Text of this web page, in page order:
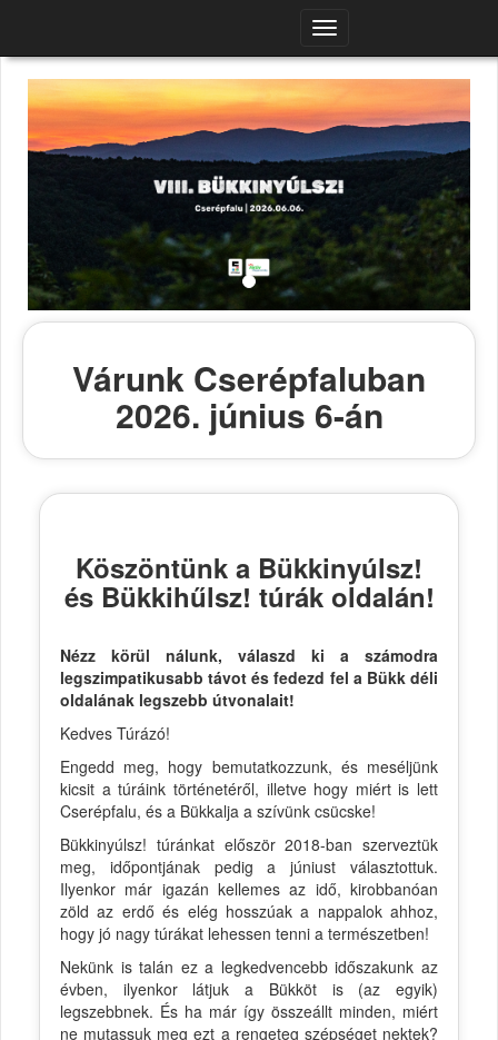
Navigációs
menü
Várunk Cserépfaluban
2026. június 6-án
Köszöntünk a Bükkinyúlsz!
és Bükkihűlsz! túrák oldalán!
Nézz körül nálunk, válaszd ki a számodra
legszimpatikusabb távot és fedezd fel a Bükk déli
oldalának legszebb útvonalait!
Kedves Túrázó!
Engedd meg, hogy bemutatkozzunk, és meséljünk
kicsit a túráink történetéről, illetve hogy miért is lett
Cserépfalu, és a Bükkalja a szívünk csücske!
Bükkinyúlsz! túránkat először 2018-ban szerveztük
meg, időpontjának pedig a júniust választottuk.
Ilyenkor már igazán kellemes az idő, kirobbanóan
zöld az erdő és elég hosszúak a nappalok ahhoz,
hogy jó nagy túrákat lehessen tenni a természetben!
Nekünk is talán ez a legkedvencebb időszakunk az
évben, ilyenkor látjuk a Bükköt is (az egyik)
legszebbnek. És ha már így összeállt minden, miért
ne mutassuk meg ezt a rengeteg szépséget nektek?